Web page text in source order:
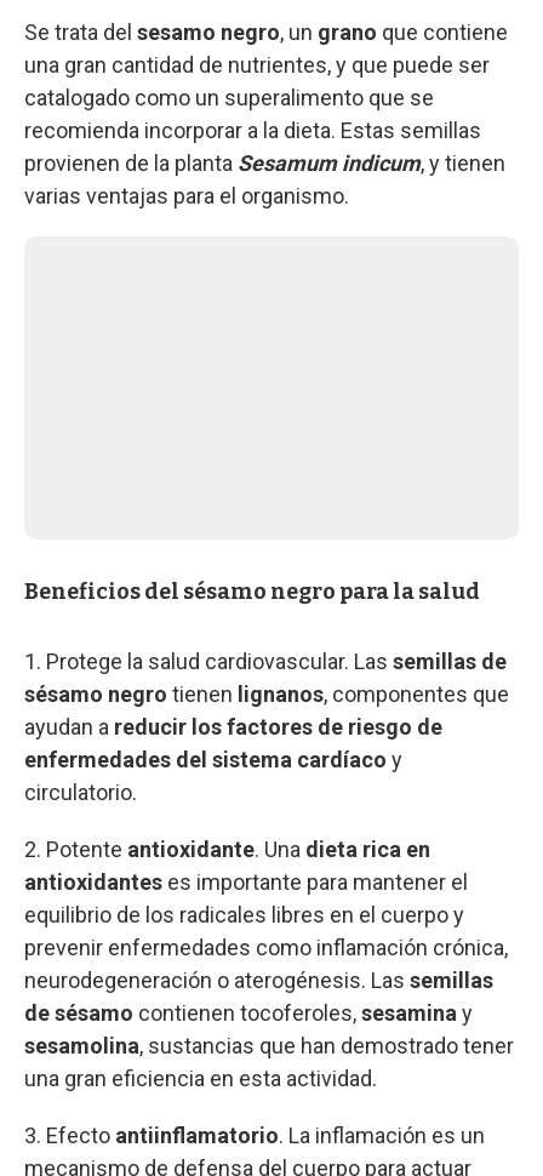
Se trata del sesamo negro, un grano que contiene
una gran cantidad de nutrientes, y que puede ser
catalogado como un superalimento que se
recomienda incorporar a la dieta. Estas semillas
provienen de la planta Sesamum indicum, y tienen
varias ventajas para el organismo.
Beneficios del sésamo negro para la salud
1. Protege la salud cardiovascular. Las semillas de
sésamo negro tienen lignanos, componentes que
ayudan a reducir los factores de riesgo de
enfermedades del sistema cardíaco y
circulatorio.
2. Potente antioxidante. Una dieta rica en
antioxidantes es importante para mantener el
equilibrio de los radicales libres en el cuerpo y
prevenir enfermedades como inflamación crónica,
neurodegeneración o aterogénesis. Las semillas
de sésamo contienen tocoferoles,sesamina y
sesamolina, sustancias que han demostrado tener
una gran eficiencia en esta actividad.
3. Efecto antiinflamatorio. La inflamación es un
mecanismo de defensa del cuerpo para actuar